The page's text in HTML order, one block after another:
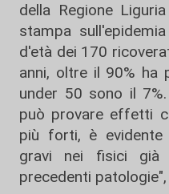
della Regione
stampa
d'età dei 170
anni, oltre il 90% ha
under 50 sono il
può provare effetti
più forti, è
gravi nei fisici già
precedenti